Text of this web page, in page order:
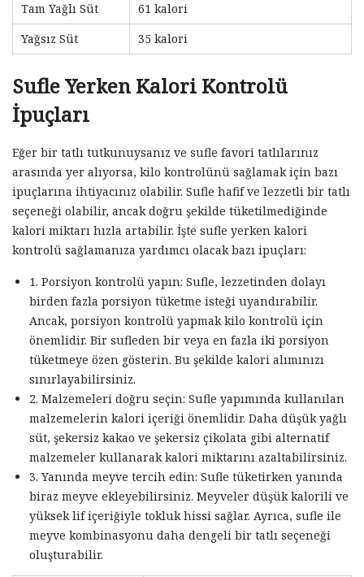
Tam Yağlı Süt
61 kalori
Yağsız Süt
35 kalori
Sufle Yerken Kalori Kontrolü
İpuçları
Eğer bir tatlı tutkunuysanız ve sufle favori tatlılarınız
arasında yer alıyorsa, kilo kontrolünü sağlamak için bazı
ipuçlarına ihtiyacınız olabilir. Sufle hafif ve lezzetli bir tatlı
seçeneği olabilir, ancak doğru şekilde tüketilmediğinde
kalori miktarı hızla artabilir. İşte sufle yerken kalori
kontrolü sağlamanıza yardımcı olacak bazı ipuçları:
1. Porsiyon kontrolü yapın: Sufle, lezzetinden dolayı
birden fazla porsiyon tüketme isteği uyandırabilir.
Ancak, porsiyon kontrolü yapmak kilo kontrolü için
önemlidir. Bir sufleden bir veya en fazla iki porsiyon
tüketmeye özen gösterin. Bu şekilde kalori alımınızı
sınırlayabilirsiniz.
2. Malzemeleri doğru seçin: Sufle yapımında kullanılan
malzemelerin kalori içeriği önemlidir. Daha düşük yağlı
süt, şekersiz kakao ve şekersiz çikolata gibi alternatif
malzemeler kullanarak kalori miktarını azaltabilirsiniz.
3. Yanında meyve tercih edin: Sufle tüketirken yanında
biraz meyve ekleyebilirsiniz. Meyveler düşük kalorili ve
yüksek lif içeriğiyle tokluk hissi sağlar. Ayrıca, sufle ile
meyve kombinasyonu daha dengeli bir tatlı seçeneği
oluşturabilir.